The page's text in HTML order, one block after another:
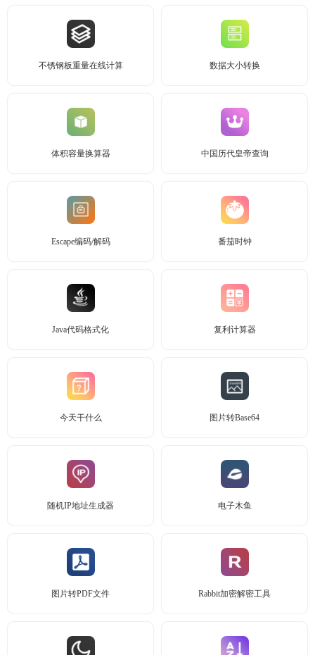
不锈钢板重量在线计算 数据大小转换
体积容量换算器 中国历代皇帝查询
Escape编码/解码 番茄时钟
Java代码格式化 复利计算器
今天干什么 图片转Base64
随机IP地址生成器 电子木鱼
图片转PDF文件 Rabbit加密解密工具